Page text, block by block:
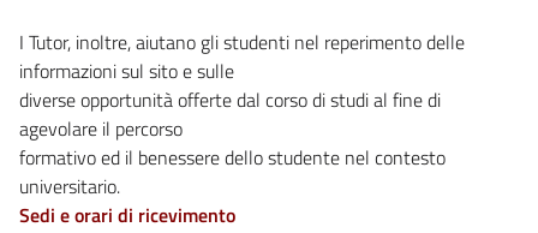
I Tutor, inoltre, aiutano gli studenti nel reperimento delle
informazioni sul sito e sulle
diverse opportunità offerte dal corso di studi al fine di
agevolare il percorso
formativo ed il benessere dello studente nel contesto
universitario.
Sedi e orari di ricevimento